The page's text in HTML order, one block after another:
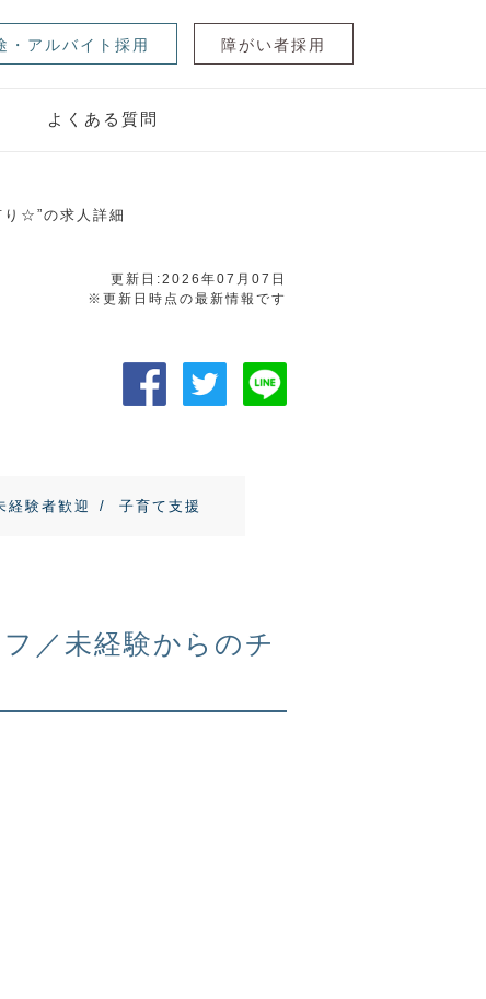
・アルバイト採用 障がい者採用
よくある質問
☆”の求人詳細
更新日:2026年07月07日
※更新日時点の最新情報です
経験者歓迎 子育て支援
／未経験からのチ